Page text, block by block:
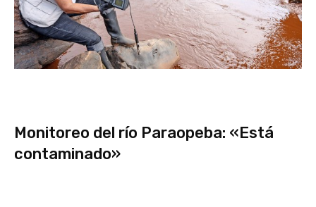
Monitoreo del río Paraopeba: «Está
contaminado»